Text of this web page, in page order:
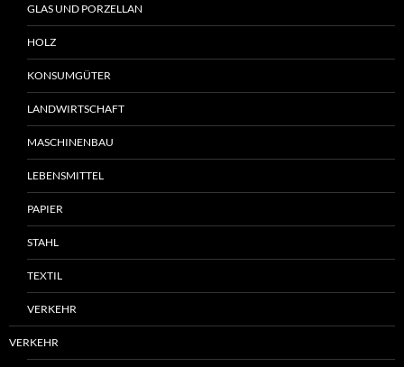
GLAS UND PORZELLAN
HOLZ
KONSUMGÜTER
LANDWIRTSCHAFT
MASCHINENBAU
LEBENSMITTEL
PAPIER
STAHL
TEXTIL
VERKEHR
VERKEHR